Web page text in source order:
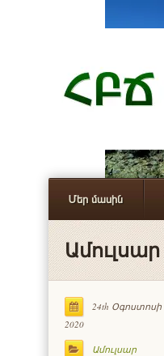
Մեր մասին
Ամուլսար
24th Օգոստոսի
2020
Ամուլսար